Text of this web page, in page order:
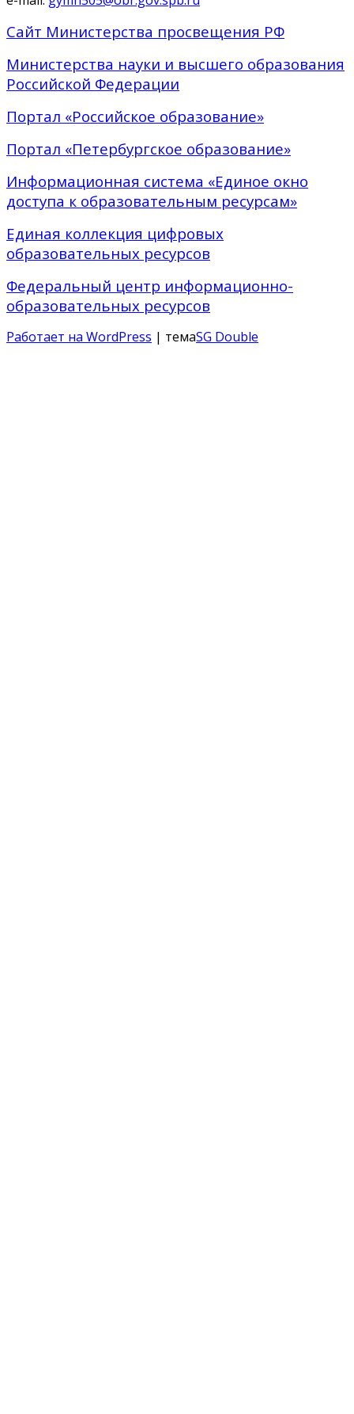
Сайт Министерства просвещения РФ
Министерства науки и высшего образования
Российской Федерации
Портал «Российское образование»
Портал «Петербургское образование»
Информационная система «Единое окно
доступа к образовательным ресурсам»
Единая коллекция цифровых
образовательных ресурсов
Федеральный центр информационно-
образовательных ресурсов
Работает на WordPress | темаSG Double